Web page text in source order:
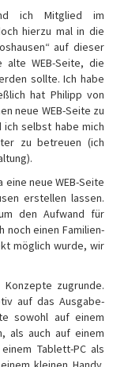
ich Mitglied im
hierzu mal in die
auf dieser
alte WEB-Seite, die
sollte. Ich habe
hat Philipp von
neue WEB-Seite zu
ich selbst habe mich
zu betreuen (ich
eine neue WEB-Seite
erstellen lassen.
den Aufwand für
noch einen Familien-
möglich wurde, wir
zugrunde.
auf das Ausgabe-
sowohl auf einem
als auch auf einem
Tablett-PC als